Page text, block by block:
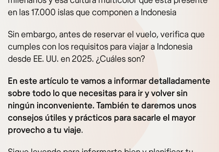
en las 17.000 islas que componen a Indonesia
Sin embargo, antes de reservar el vuelo, verifica que
cumples con los requisitos para viajar a Indonesia
desde EE. UU. en 2025. ¿Cuáles son?
En este artículo te vamos a informar detalladamente
sobre todo lo que necesitas para ir y volver sin
ningún inconveniente. También te daremos unos
consejos útiles y prácticos para sacarle el mayor
provecho a tu viaje.